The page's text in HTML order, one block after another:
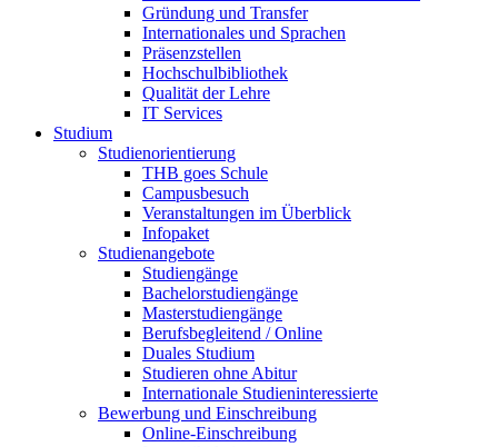
Gründung und Transfer
Internationales und Sprachen
Präsenzstellen
Hochschulbibliothek
Qualität der Lehre
IT Services
Studium
Studienorientierung
THB goes Schule
Campusbesuch
Veranstaltungen im Überblick
Infopaket
Studienangebote
Studiengänge
Bachelorstudiengänge
Masterstudiengänge
Berufsbegleitend / Online
Duales Studium
Studieren ohne Abitur
Internationale Studieninteressierte
Bewerbung und Einschreibung
Online-Einschreibung